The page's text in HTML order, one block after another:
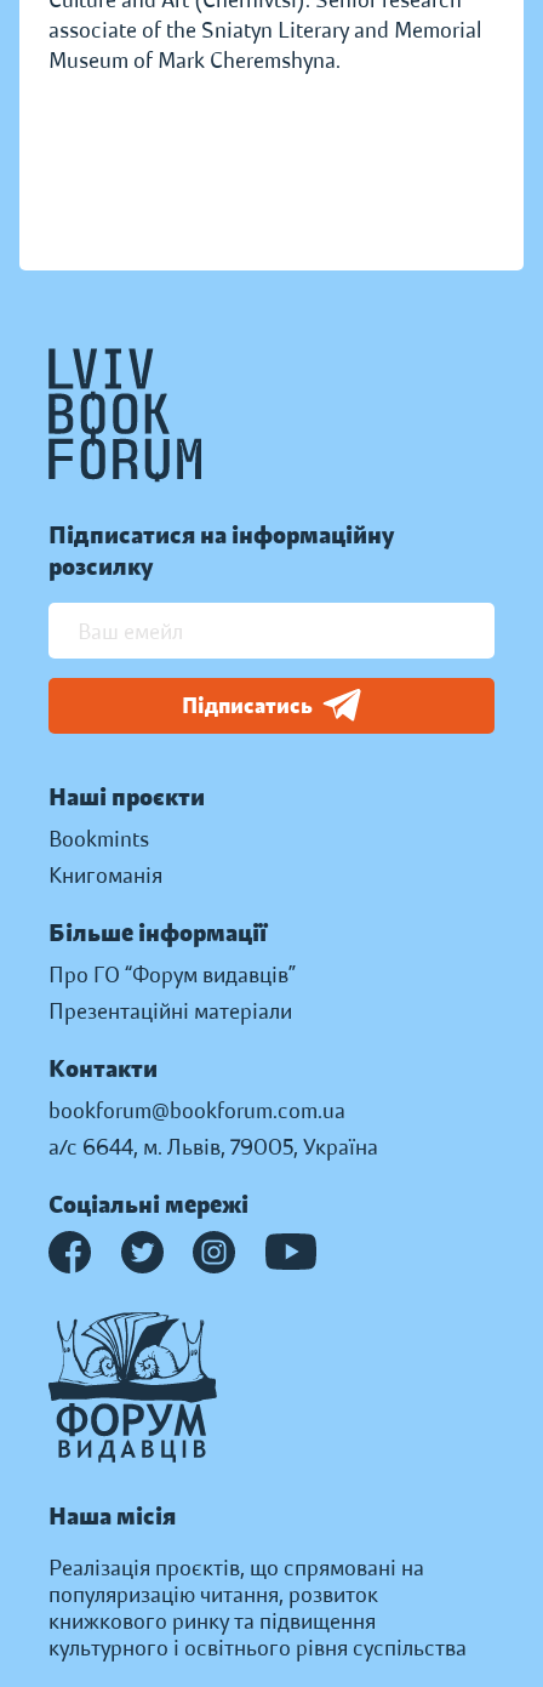
associate of the Sniatyn Literary and Memorial
Museum of Mark Cheremshyna.
Підписатися на інформаційну
розсилку
Підписатись
Наші проєкти
Bookmints
Книгоманія
Більше інформації
Про ГО “Форум видавців”
Презентаційні матеріали
Контакти
bookforum@bookforum.com.ua
а/с 6644, м. Львів, 79005, Україна
Соціальні мережі
Наша місія
Реалізація проєктів, що спрямовані на
популяризацію читання, розвиток
книжкового ринку та підвищення
культурного і освітнього рівня суспільства